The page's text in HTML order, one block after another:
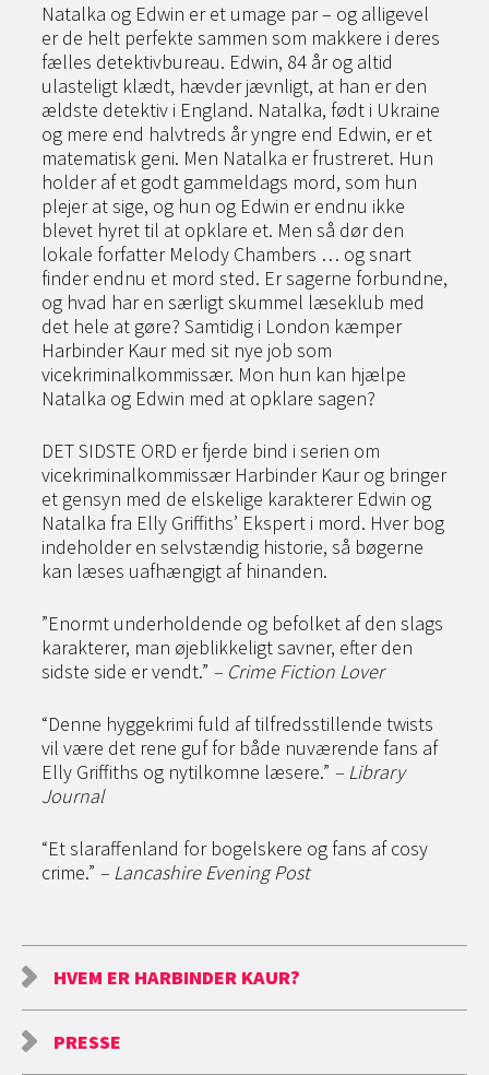
Natalka og Edwin er et umage par – og alligevel
er de helt perfekte sammen som makkere i deres
fælles detektivbureau. Edwin, 84 år og altid
ulasteligt klædt, hævder jævnligt, at han er den
ældste detektiv i England. Natalka, født i Ukraine
og mere end halvtreds år yngre end Edwin, er et
matematisk geni. Men Natalka er frustreret. Hun
holder af et godt gammeldags mord, som hun
plejer at sige, og hun og Edwin er endnu ikke
blevet hyret til at opklare et. Men så dør den
lokale forfatter Melody Chambers … og snart
finder endnu et mord sted. Er sagerne forbundne,
og hvad har en særligt skummel læseklub med
det hele at gøre? Samtidig i London kæmper
Harbinder Kaur med sit nye job som
vicekriminalkommissær. Mon hun kan hjælpe
Natalka og Edwin med at opklare sagen?
DET SIDSTE ORD er fjerde bind i serien om
vicekriminalkommissær Harbinder Kaur og bringer
et gensyn med de elskelige karakterer Edwin og
Natalka fra Elly Griffiths’ Ekspert i mord. Hver bog
indeholder en selvstændig historie, så bøgerne
kan læses uafhængigt af hinanden.
”Enormt underholdende og befolket af den slags
karakterer, man øjeblikkeligt savner, efter den
sidste side er vendt.” – Crime Fiction Lover
“Denne hyggekrimi fuld af tilfredsstillende twists
vil være det rene guf for både nuværende fans af
Elly Griffiths og nytilkomne læsere.” – Library
Journal
“Et slaraffenland for bogelskere og fans af cosy
crime.” – Lancashire Evening Post
HVEM ER HARBINDER KAUR?
PRESSE